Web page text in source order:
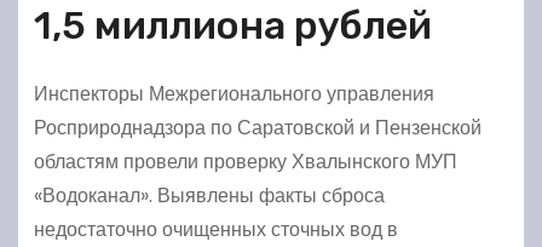
1,5 миллиона рублей
Инспекторы Межрегионального управления
Росприроднадзора по Саратовской и Пензенской
областям провели проверку Хвалынского МУП
«Водоканал». Выявлены факты сброса
недостаточно очищенных сточных вод в